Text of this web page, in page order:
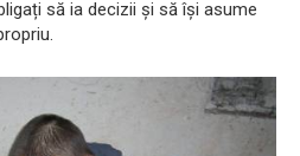
să ia decizii și să își asume